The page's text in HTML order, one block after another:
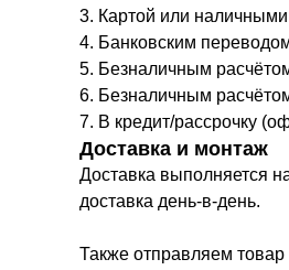
3. Картой или
4. Банковским
5. Безналичным
6. Безналичным
7. В кредит/рассрочку
Доставка и монтаж
Доставка выполняется
доставка день-в-день.
Также отправляем